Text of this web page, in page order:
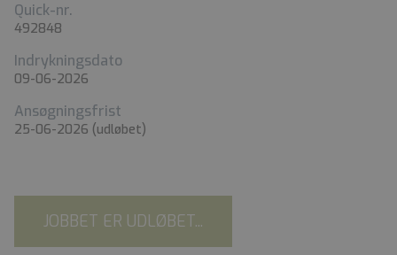
Quick-nr.
492848
Indrykningsdato
09-06-2026
Ansøgningsfrist
25-06-2026 (udløbet)
JOBBET ER UDLØBET...